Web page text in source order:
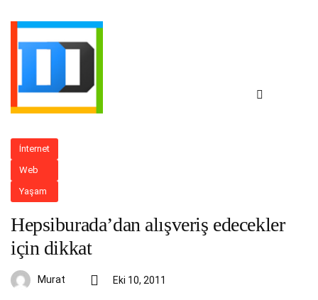
İnternet
Web
Yaşam
Hepsiburada’dan alışveriş edecekler
için dikkat
Murat Eki 10, 2011